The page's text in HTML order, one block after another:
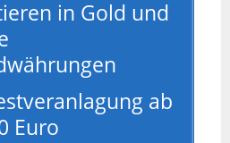
in Gold und
ab
Euro